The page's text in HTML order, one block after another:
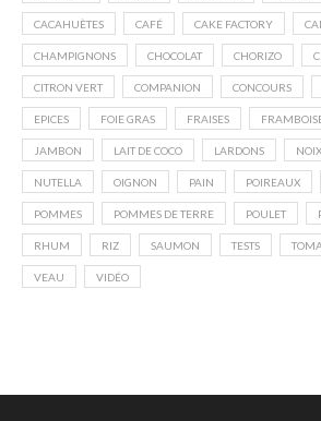
CACAHUÈTES CAFÉ CAKE FACTORY
CHAMPIGNONS CHOCOLAT CHORIZO
CITRON VERT COMPANION CONCOURS
EPICES FOIE GRAS FRAISES
JAMBON LAIT DE COCO LARDONS
NUTELLA OIGNON PAIN POIREAUX
POMMES POMMES DE TERRE POULET
RHUM RIZ SAUMON TESTS
VEAU VIDÉO